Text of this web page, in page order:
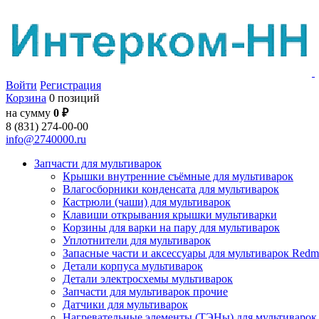
Войти Регистрация
Корзина 0 позиций
на сумму 0 ₽
8 (831) 274-00-00
info@2740000.ru
Запчасти для мультиварок
Крышки внутренние съёмные для мультиварок
Влагосборники конденсата для мультиварок
Кастрюли (чаши) для мультиварок
Клавиши открывания крышки мультиварки
Корзины для варки на пару для мультиварок
Уплотнители для мультиварок
Запасные части и аксессуары для мультиварок
Детали корпуса мультиварок
Детали электросхемы мультиварок
Запчасти для мультиварок прочие
Датчики для мультиварок